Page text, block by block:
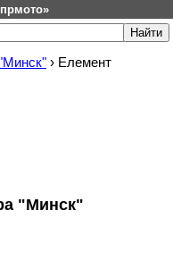
› Елемент
"Минск"